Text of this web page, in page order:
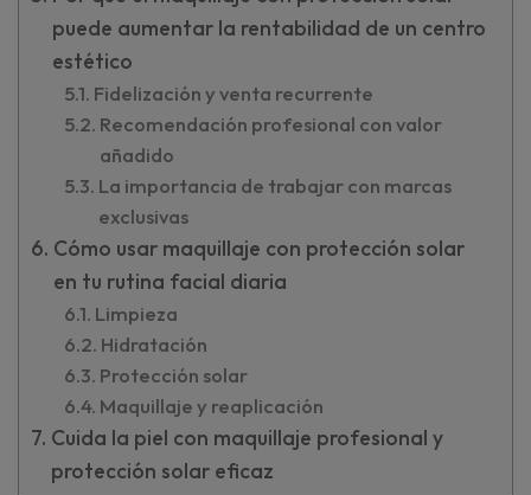
puede aumentar la rentabilidad de un centro
estético
Fidelización y venta recurrente
Recomendación profesional con valor
añadido
La importancia de trabajar con marcas
exclusivas
Cómo usar maquillaje con protección solar
en tu rutina facial diaria
Limpieza
Hidratación
Protección solar
Maquillaje y reaplicación
Cuida la piel con maquillaje profesional y
protección solar eficaz